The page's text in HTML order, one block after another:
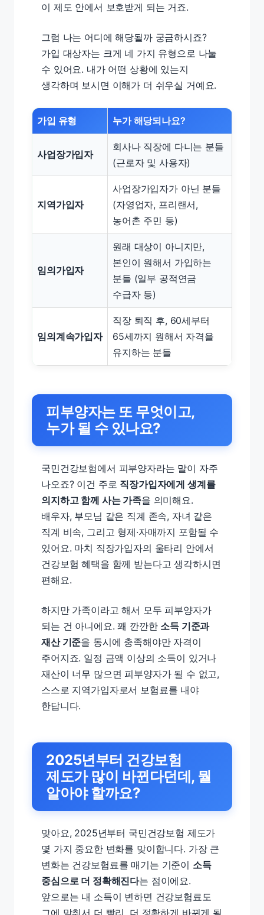
이 제도 안에서 보호받게 되는 거죠.
그럼 나는 어디에 해당될까 궁금하시죠?
가입 대상자는 크게 네 가지 유형으로 나눌
수 있어요. 내가 어떤 상황에 있는지
생각하며 보시면 이해가 더 쉬우실 거예요.
가입 유형 누가 해당되나요?
사업장가입자
회사나 직장에 다니는 분들
(근로자 및 사용자)
지역가입자
사업장가입자가 아닌 분들
(자영업자, 프리랜서,
농어촌 주민 등)
임의가입자
원래 대상이 아니지만,
본인이 원해서 가입하는
분들 (일부 공적연금
수급자 등)
임의계속가입자
직장 퇴직 후, 60세부터
65세까지 원해서 자격을
유지하는 분들
피부양자는 또 무엇이고,
누가 될 수 있나요?
국민건강보험에서 피부양자라는 말이 자주
나오죠? 이건 주로 직장가입자에게 생계를
의지하고 함께 사는 가족을 의미해요.
배우자, 부모님 같은 직계 존속, 자녀 같은
직계 비속, 그리고 형제·자매까지 포함될 수
있어요. 마치 직장가입자의 울타리 안에서
건강보험 혜택을 함께 받는다고 생각하시면
편해요.
하지만 가족이라고 해서 모두 피부양자가
되는 건 아니에요. 꽤 깐깐한 소득 기준과
재산 기준을 동시에 충족해야만 자격이
주어지죠. 일정 금액 이상의 소득이 있거나
재산이 너무 많으면 피부양자가 될 수 없고,
스스로 지역가입자로서 보험료를 내야
한답니다.
2025년부터 건강보험
제도가 많이 바뀐다던데, 뭘
알아야 할까요?
맞아요, 2025년부터 국민건강보험 제도가
몇 가지 중요한 변화를 맞이합니다. 가장 큰
변화는 건강보험료를 매기는 기준이 소득
중심으로 더 정확해진다는 점이에요.
앞으로는 내 소득이 변하면 건강보험료도
그에 맞춰서 더 빨리, 더 정확하게 바뀌게 될